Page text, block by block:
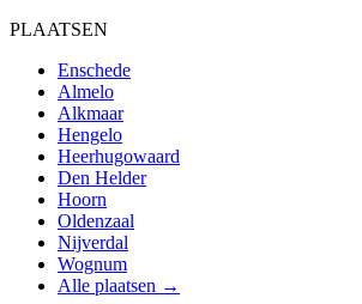
PLAATSEN
Enschede
Almelo
Alkmaar
Hengelo
Heerhugowaard
Den Helder
Hoorn
Oldenzaal
Nijverdal
Wognum
Alle plaatsen →